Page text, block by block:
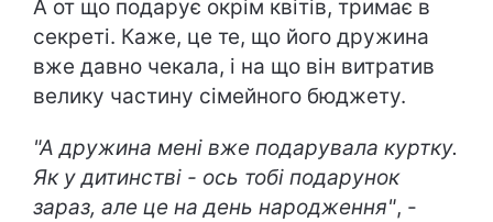
А от що подарує окрім квітів, тримає в
секреті. Каже, це те, що його дружина
вже давно чекала, і на що він витратив
велику частину сімейного бюджету.
"А дружина мені вже подарувала куртку.
Як у дитинстві - ось тобі подарунок
зараз, але це на день народження", -